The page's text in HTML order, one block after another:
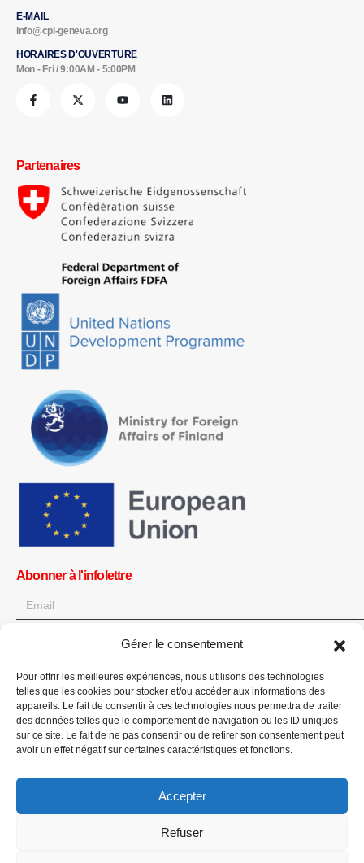
Gérer le consentement
Pour offrir les meilleures expériences, nous utilisons des technologies
telles que les cookies pour stocker et/ou accéder aux informations des
appareils. Le fait de consentir à ces technologies nous permettra de traiter
des données telles que le comportement de navigation ou les ID uniques
sur ce site. Le fait de ne pas consentir ou de retirer son consentement peut
avoir un effet négatif sur certaines caractéristiques et fonctions.
Accepter
Refuser
E-MAIL
info@cpi-geneva.org
HORAIRES D'OUVERTURE
Mon - Fri / 9:00AM - 5:00PM
Partenaires
Abonner à l'infolettre
Obtenez toutes les dernières informations sur les actualités, les
événements et les mises à jour. Inscrivez-vous à l'infolettre.
Faites un don